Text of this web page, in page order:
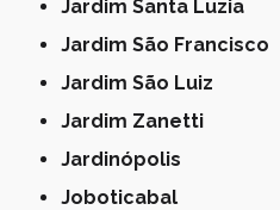
Jardim Santa Luzia
Jardim São Francisco
Jardim São Luiz
Jardim Zanetti
Jardinópolis
Joboticabal